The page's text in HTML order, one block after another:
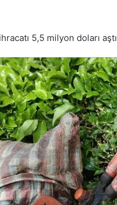
5,5 milyon doları aştı